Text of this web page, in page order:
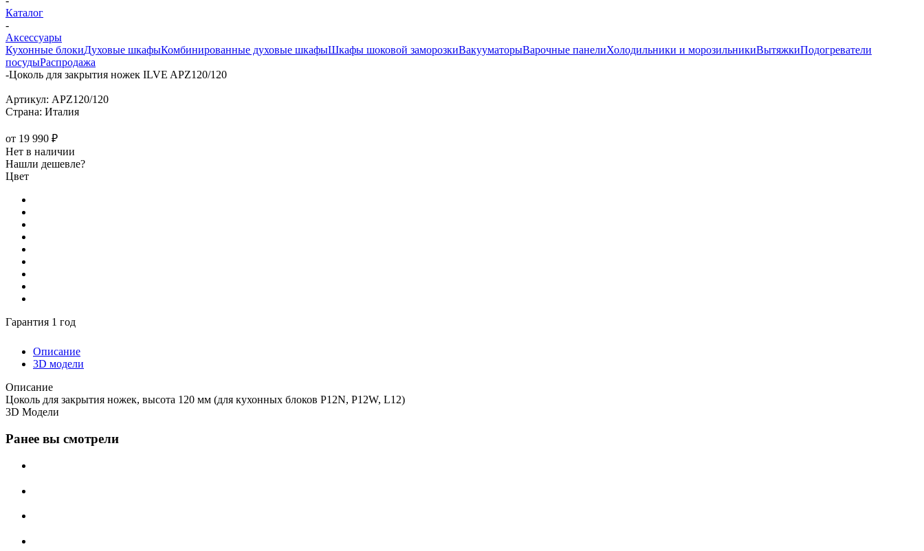
Каталог
-
Аксессуары
Кухонные блокиДуховые шкафыКомбинированные духовые шкафыШкафы шоковой заморозкиВакууматорыВарочные панелиХолодильники и морозильникиВытяжкиПодогреватели
посудыРаспродажа
-Цоколь для закрытия ножек ILVE APZ120/120
Артикул: APZ120/120
Страна: Италия
от 19 990 ₽
Нет в наличии
Нашли дешевле?
Цвет
Гарантия 1 год
Описание
3D модели
Описание
Цоколь для закрытия ножек, высота 120 мм (для кухонных блоков P12N, P12W, L12)
3D Модели
Ранее вы смотрели